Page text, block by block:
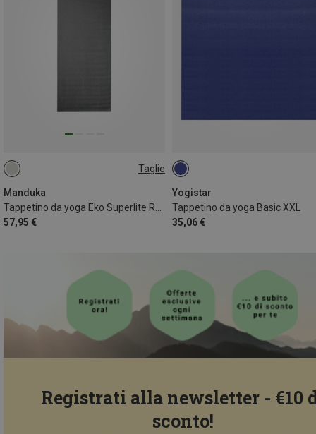
Taglie
Manduka
Tappetino da yoga Eko Superlite Reise
57,95 €
200CM
Yogistar
Tappetino da yoga Basic XXL
35,06 €
Registrati alla newsletter - €10
sconto!